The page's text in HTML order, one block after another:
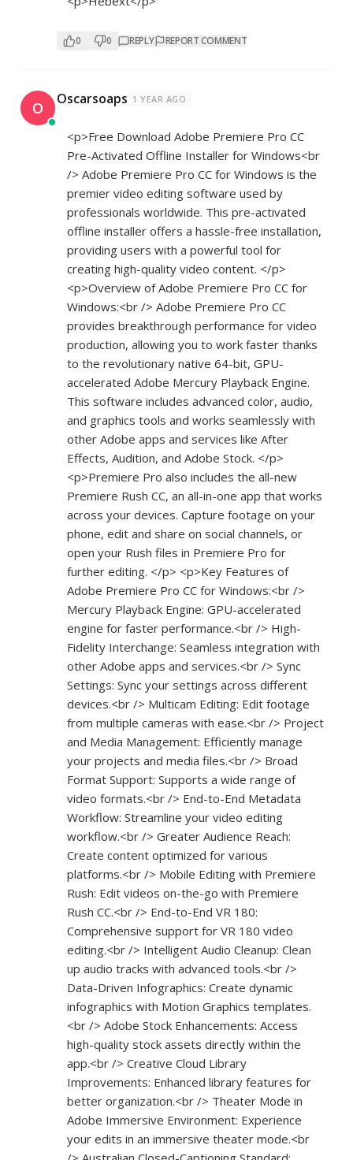
0 0 REPLY REPORT COMMENT
O Oscarsoaps 1 YEAR AGO
<p>Free Download Adobe Premiere Pro CC
Pre-Activated Offline Installer for Windows<br
/> Adobe Premiere Pro CC for Windows is the
premier video editing software used by
professionals worldwide. This pre-activated
offline installer offers a hassle-free installation,
providing users with a powerful tool for
creating high-quality video content. </p>
<p>Overview of Adobe Premiere Pro CC for
Windows:<br /> Adobe Premiere Pro CC
provides breakthrough performance for video
production, allowing you to work faster thanks
to the revolutionary native 64-bit, GPU-
accelerated Adobe Mercury Playback Engine.
This software includes advanced color, audio,
and graphics tools and works seamlessly with
other Adobe apps and services like After
Effects, Audition, and Adobe Stock. </p>
<p>Premiere Pro also includes the all-new
Premiere Rush CC, an all-in-one app that works
across your devices. Capture footage on your
phone, edit and share on social channels, or
open your Rush files in Premiere Pro for
further editing. </p> <p>Key Features of
Adobe Premiere Pro CC for Windows:<br />
Mercury Playback Engine: GPU-accelerated
engine for faster performance.<br /> High-
Fidelity Interchange: Seamless integration with
other Adobe apps and services.<br /> Sync
Settings: Sync your settings across different
devices.<br /> Multicam Editing: Edit footage
from multiple cameras with ease.<br /> Project
and Media Management: Efficiently manage
your projects and media files.<br /> Broad
Format Support: Supports a wide range of
video formats.<br /> End-to-End Metadata
Workflow: Streamline your video editing
workflow.<br /> Greater Audience Reach:
Create content optimized for various
platforms.<br /> Mobile Editing with Premiere
Rush: Edit videos on-the-go with Premiere
Rush CC.<br /> End-to-End VR 180:
Comprehensive support for VR 180 video
editing.<br /> Intelligent Audio Cleanup: Clean
up audio tracks with advanced tools.<br />
Data-Driven Infographics: Create dynamic
infographics with Motion Graphics templates.
<br /> Adobe Stock Enhancements: Access
high-quality stock assets directly within the
app.<br /> Creative Cloud Library
Improvements: Enhanced library features for
better organization.<br /> Theater Mode in
Adobe Immersive Environment: Experience
your edits in an immersive theater mode.<br